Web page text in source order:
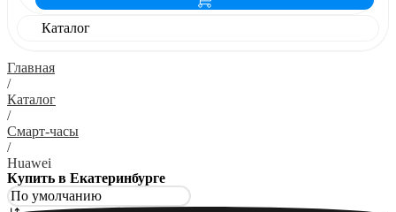
Каталог
Главная
/
Каталог
/
Смарт-часы
/
Huawei
Купить в Екатеринбурге